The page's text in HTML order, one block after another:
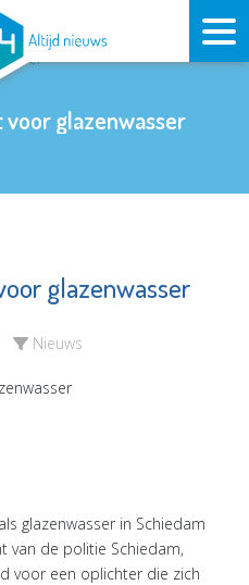
glazenwasser
glazenwasser
Nieuws
glazenwasser in Schiedam
van de politie Schiedam,
voor een oplichter die zich